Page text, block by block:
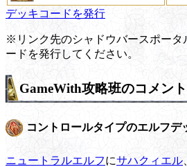
デッキコードを発行
※リンク先のシャドウバースポータ
ードを発行してください。
GameWith攻略班のコメント
コントロールタイプのエルフデ
ニュートラルエルフにサハクィエル